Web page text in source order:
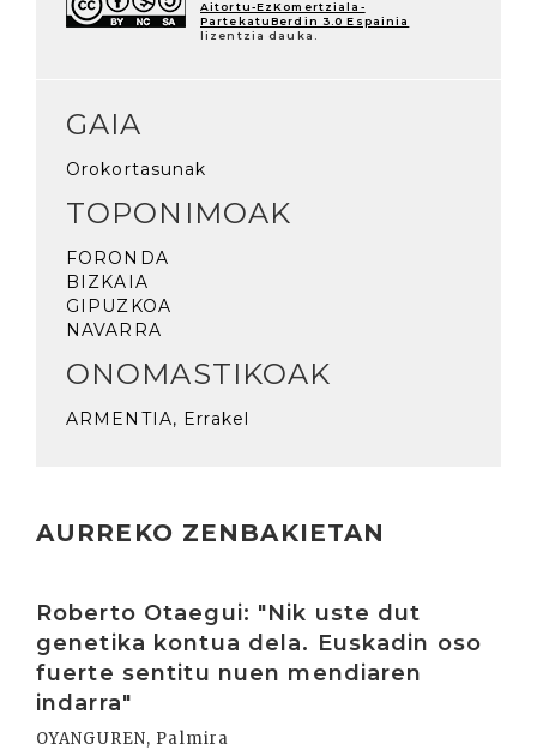
Aitortu-EzKomertziala-
PartekatuBerdin 3.0 Espainia
lizentzia dauka.
GAIA
Orokortasunak
TOPONIMOAK
FORONDA
BIZKAIA
GIPUZKOA
NAVARRA
ONOMASTIKOAK
ARMENTIA, Errakel
AURREKO ZENBAKIETAN
Roberto Otaegui: "Nik uste dut
genetika kontua dela. Euskadin oso
fuerte sentitu nuen mendiaren
indarra"
OYANGUREN, Palmira